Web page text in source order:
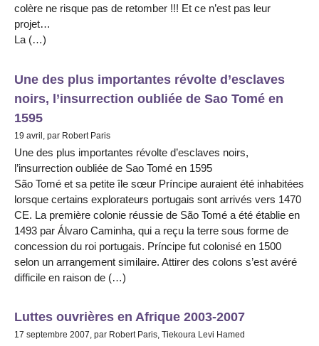
colère ne risque pas de retomber !!! Et ce n’est pas leur
projet…
La (…)
Une des plus importantes révolte d’esclaves
noirs, l’insurrection oubliée de Sao Tomé en
1595
19 avril, par Robert Paris
Une des plus importantes révolte d’esclaves noirs,
l’insurrection oubliée de Sao Tomé en 1595
São Tomé et sa petite île sœur Príncipe auraient été inhabitées
lorsque certains explorateurs portugais sont arrivés vers 1470
CE. La première colonie réussie de São Tomé a été établie en
1493 par Álvaro Caminha, qui a reçu la terre sous forme de
concession du roi portugais. Príncipe fut colonisé en 1500
selon un arrangement similaire. Attirer des colons s’est avéré
difficile en raison de (…)
Luttes ouvrières en Afrique 2003-2007
17 septembre 2007, par Robert Paris, Tiekoura Levi Hamed